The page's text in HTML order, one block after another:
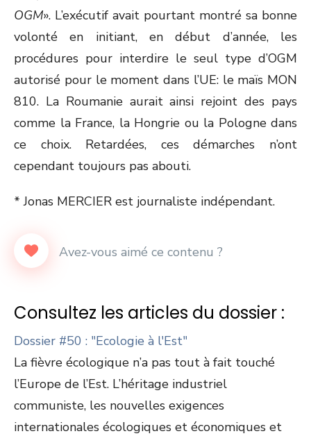
OGM». L’exécutif avait pourtant montré sa bonne
volonté en initiant, en début d’année, les
procédures pour interdire le seul type d’OGM
autorisé pour le moment dans l’UE: le maïs MON
810. La Roumanie aurait ainsi rejoint des pays
comme la France, la Hongrie ou la Pologne dans
ce choix. Retardées, ces démarches n’ont
cependant toujours pas abouti.
* Jonas MERCIER est journaliste indépendant.
Consultez les articles du dossier :
Dossier #50 : "Ecologie à l'Est"
La fièvre écologique n’a pas tout à fait touché
l’Europe de l’Est. L’héritage industriel
communiste, les nouvelles exigences
internationales écologiques et économiques et